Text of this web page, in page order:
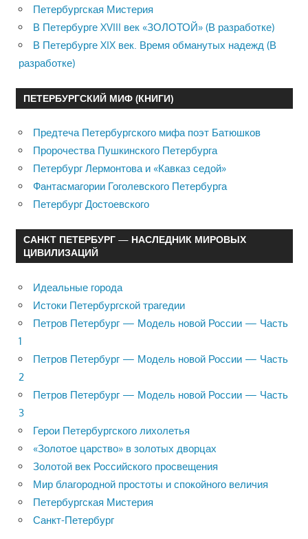
Петербургская Мистерия
В Петербурге XVIII век «ЗОЛОТОЙ» (В разработке)
В Петербурге XIX век. Время обманутых надежд (В
разработке)
ПЕТЕРБУРГСКИЙ МИФ (КНИГИ)
Предтеча Петербургского мифа поэт Батюшков
Пророчества Пушкинского Петербурга
Петербург Лермонтова и «Кавказ седой»
Фантасмагории Гоголевского Петербурга
Петербург Достоевского
САНКТ ПЕТЕРБУРГ — НАСЛЕДНИК МИРОВЫХ
ЦИВИЛИЗАЦИЙ
Идеальные города
Истоки Петербургской трагедии
Петров Петербург — Модель новой России — Часть
1
Петров Петербург — Модель новой России — Часть
2
Петров Петербург — Модель новой России — Часть
3
Герои Петербургского лихолетья
«Золотое царство» в золотых дворцах
Золотой век Российского просвещения
Мир благородной простоты и спокойного величия
Петербургская Мистерия
Санкт-Петербург